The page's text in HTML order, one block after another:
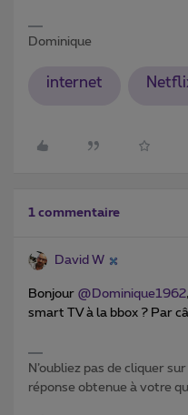
Dominique
internet
1 commentaire
David W
Bonjour @Dominique1962
smart TV à la bbox ? Par
N’oubliez pas de cliquer
réponse obtenue à votre